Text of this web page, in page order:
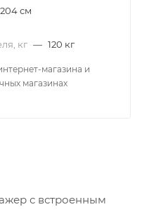
204 см
кг — 120 кг
магазина и
магазинах
с встроенным